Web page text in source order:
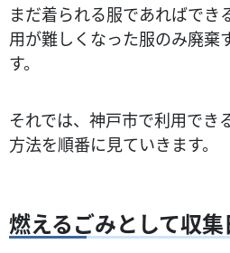
まだ着られる服であればでき
用が難しくなった服のみ廃棄
す。
それでは、神戸市で利用でき
方法を順番に見ていきます。
燃えるごみとして収